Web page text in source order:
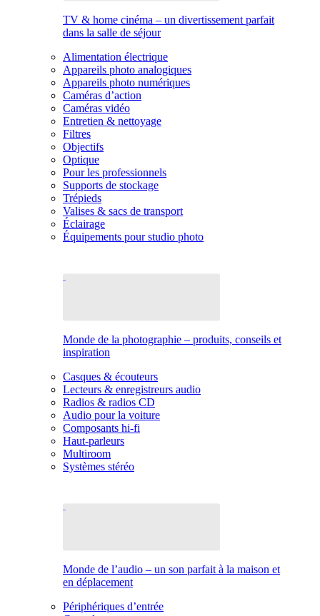
TV & home cinéma – un divertissement parfait
dans la salle de séjour
Alimentation électrique
Appareils photo analogiques
Appareils photo numériques
Caméras d’action
Caméras vidéo
Entretien & nettoyage
Filtres
Objectifs
Optique
Pour les professionnels
Supports de stockage
Trépieds
Valises & sacs de transport
Éclairage
Équipements pour studio photo
Monde de la photographie – produits, conseils et
inspiration
Casques & écouteurs
Lecteurs & enregistreurs audio
Radios & radios CD
Audio pour la voiture
Composants hi-fi
Haut-parleurs
Multiroom
Systèmes stéréo
Monde de l’audio – un son parfait à la maison et
en déplacement
Périphériques d’entrée